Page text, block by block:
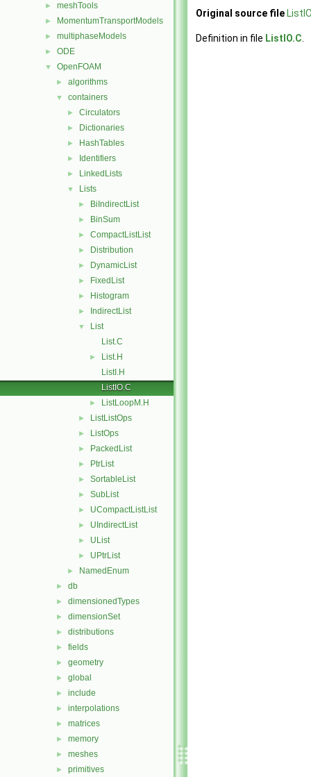
► meshTools
► MomentumTransportModels
► multiphaseModels
► ODE
▼ OpenFOAM
► algorithms
▼ containers
► Circulators
► Dictionaries
► HashTables
► Identifiers
► LinkedLists
▼ Lists
► BiIndirectList
► BinSum
► CompactListList
► Distribution
► DynamicList
► FixedList
► Histogram
► IndirectList
▼
List
List.C
►
List.H
ListI.H
ListIO.C
► ListLoopM.H
► ListListOps
► ListOps
► PackedList
► PtrList
► SortableList
► SubList
► UCompactListList
► UIndirectList
► UList
► UPtrList
► NamedEnum
► db
► dimensionedTypes
► dimensionSet
► distributions
► fields
► geometry
► global
► include
► interpolations
► matrices
► memory
► meshes
► primitives
Original source file
Definition in file ListIO.C